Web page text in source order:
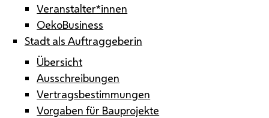
Veranstalter*innen
OekoBusiness
Stadt als Auftraggeberin
Übersicht
Ausschreibungen
Vertragsbestimmungen
Vorgaben für Bauprojekte